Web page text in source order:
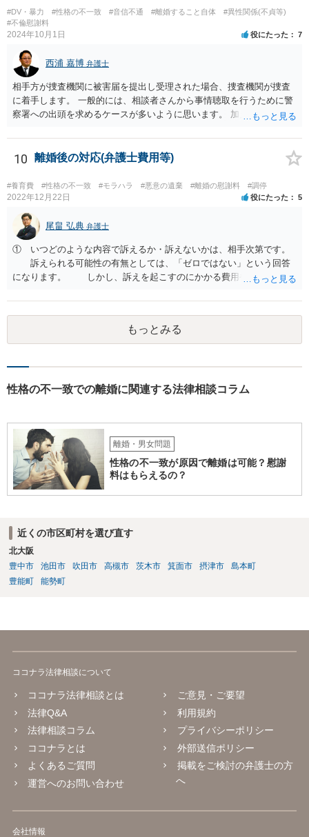
#DV・暴力 #性格の不一致 #音信不通 #離婚すること自体
#異性関係(不貞等)
#不倫慰謝料
2024年10月1日 役にたった 7
西浦 嘉博 弁護士
相手方が捜査機関に被害届を提出し受理された場合、捜査機関が捜査
に着手します。 一般的には、相談者さんから事情聴取を行うために警
察署への出頭を求めるケースが多いように思います。 加えて、相手方
具合などを実況見分調書で保存したりなど証拠を収集し、立件する方
針を決めた場合は検察庁に事件を送致する流れとなることが見込まれ
10 離婚後の対応(弁護士費用等)
#養育費 #性格の不一致 #モラハラ #悪意の遺棄 #離婚の慰謝料 #調停
2022年12月22日 役にたった 5
尾畠 弘典 弁護士
① いつどのような内容で訴えるか・訴えないかは、相手次第です。
訴えられる可能性の有無としては、「ゼロではない」という回答
になります。 しかし、訴えを起こすのにかかる費用や手間を考え
能力がない状況で作成した場合などは、無効になったり取り消された
りする可能性があります。しかし、法的には無効や取消しを主張する
ハードルはとても高いです。お聞きする限り、今回のケースでは無効
や取消しとなるような事情はないと思われます。 ③ 公正証書を作成
ります）と、合意内容について双方の了承が必要です。 現状では相
費増額を求める調停を提起するのがお勧めです。 調停で話し合いが
まとまらなければ、審判といって、それぞれの収入をもとに裁判所が
適切な金額を判断しますので、一応の決着はつきます。 調停や審判
で決定された養育費を支払わない場合は、強制執行（例えば給与の差
押えが考えられます。）することが可能です。 作成済みの協議書
が、公正証書ではないのであれば、現状では約束違反に対して強制執
停だと思います。 弁護士費用は自由化されており、弁護士ごとに
異なりますが、依頼時に２０～３０万円程度、増額が実現できた場合
には増額できた金額の●％という形で報酬を設定している場合が多いと
思います。 調停や審判によって、養育費が現状と比べて増減額し
起こすにも相応の費用と時間がかかります。 たとえば養育費の増
知を行い牽制することが考えられます。
もっとみる
性格の不一致での離婚に関連する法律相談コラム
離婚・男女問題
性格の不一致が原因で離婚は可能？慰謝
料はもらえるの？
近くの市区町村を選び直す
北大阪
豊中市
池田市 吹田市 高槻市 茨木市 箕面市 摂津市
島本町
豊能町
能勢町
ココナラ法律相談について
ココナラ法律相談とは
法律Q&A
法律相談コラム
ココナラとは
よくあるご質問
運営へのお問い合わせ
ご意見・ご要望
利用規約
プライバシーポリシー
外部送信ポリシー
掲載をご検討の弁護士の方
へ
会社情報